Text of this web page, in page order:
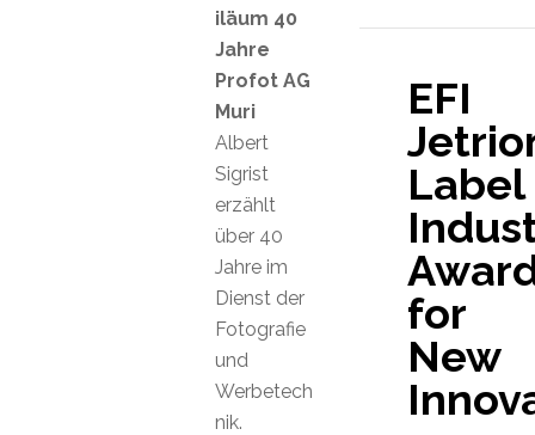
EFI
Label
for
New
iläum 40
Jahre
Profot AG
Muri
Albert
Sigrist
erzählt
über 40
Jahre im
Dienst der
Fotografie
und
Werbetech
nik.